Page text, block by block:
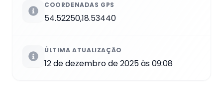
COORDENADAS GPS
54.52250,18.53440
ÚLTIMA ATUALIZAÇÃO
12 de dezembro de 2025 às 09:08